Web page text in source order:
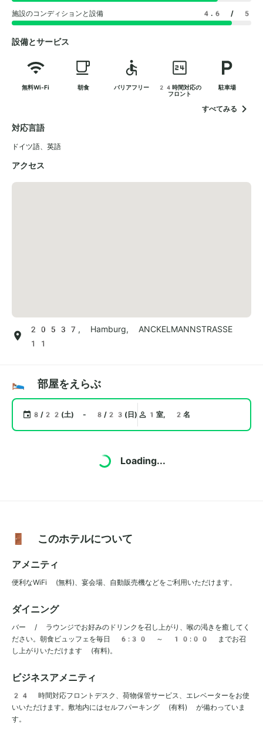
施設のコンディションと設備 4.6 / 5
設備とサービス
無料Wi-Fi 朝食 バリアフリー
24時間対応の
フロント
駐車場
すべてみる
対応言語
ドイツ語、 英語
アクセス
20537, Hamburg, ANCKELMANNSTRASSE
11
🛌 部屋をえらぶ
8/22(土) - 8/23(日) 1室, 2名
Loading...
🚪 このホテルについて
アメニティ
便利なWiFi (無料)、宴会場、自動販売機などをご利用いただけます。
ダイニング
バー / ラウンジでお好みのドリンクを召し上がり、喉の渇きを癒してく
ださい。朝食ビュッフェを毎日 6:30 ～ 10:00 までお召
し上がりいただけます (有料)。
ビジネスアメニティ
24 時間対応フロントデスク、荷物保管サービス、エレベーターをお使
いいただけます。敷地内にはセルフパーキング (有料) が備わっていま
す。